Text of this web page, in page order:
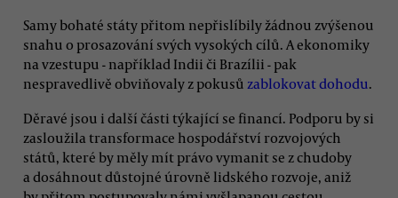
Samy bohaté státy přitom nepřislíbily žádnou zvýšenou
snahu o prosazování svých vysokých cílů. A ekonomiky
na vzestupu - například Indii či Brazílii - pak
nespravedlivě obviňovaly z pokusů zablokovat dohodu.
Děravé jsou i další části týkající se financí. Podporu by si
zasloužila transformace hospodářství rozvojových
států, které by měly mít právo vymanit se z chudoby
a dosáhnout důstojné úrovně lidského rozvoje, aniž